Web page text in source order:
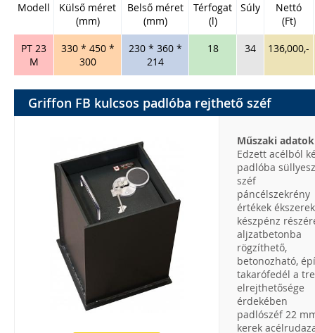
Modell
Külső méret
(mm)
Belső méret
(mm)
Térfogat
(l)
Súly
Nettó
(Ft)
PT 23
M
330 * 450 *
300
230 * 360 *
214
18 34 136,000,-
Griffon FB kulcsos padlóba rejthető széf
Műszaki adatok
Edzett acélból
padlóba
széf
páncélszekrény
értékek ékszerek
készpénz
aljzatbetonba
rögzíthető,
betonozható,
takarófedél a
elrejthetősége
érdekében
padlószéf 22
kerek